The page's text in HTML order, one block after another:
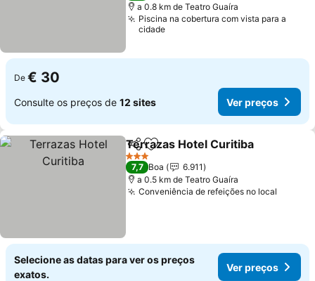
a 0.8 km de Teatro Guaíra
Piscina na cobertura com vista para a
cidade
De € 30
Consulte os preços de 12 sites Ver preços
PartilharAdicionar aos favoritos
Terrazas Hotel Curitiba
3 Estrelas
7,7 Boa
6.911
a 0.5 km de Teatro Guaíra
Conveniência de refeições no local
Selecione as datas para ver os preços
exatos.
Ver preços